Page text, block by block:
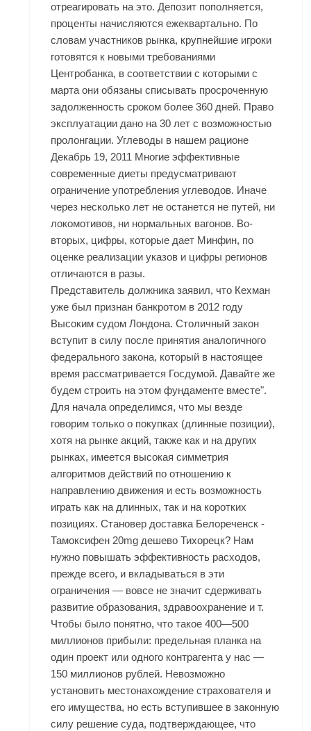
отреагировать на это. Депозит пополняется,
проценты начисляются ежеквартально. По
словам участников рынка, крупнейшие игроки
готовятся к новыми требованиями
Центробанка, в соответствии с которыми с
марта они обязаны списывать просроченную
задолженность сроком более 360 дней. Право
эксплуатации дано на 30 лет с возможностью
пролонгации. Углеводы в нашем рационе
Декабрь 19, 2011 Многие эффективные
современные диеты предусматривают
ограничение употребления углеводов. Иначе
через несколько лет не останется не путей, ни
локомотивов, ни нормальных вагонов. Во-
вторых, цифры, которые дает Минфин, по
оценке реализации указов и цифры регионов
отличаются в разы.
Представитель должника заявил, что Кехман
уже был признан банкротом в 2012 году
Высоким судом Лондона. Столичный закон
вступит в силу после принятия аналогичного
федерального закона, который в настоящее
время рассматривается Госдумой. Давайте же
будем строить на этом фундаменте вместе".
Для начала определимся, что мы везде
говорим только о покупках (длинные позиции),
хотя на рынке акций, также как и на других
рынках, имеется высокая симметрия
алгоритмов действий по отношению к
направлению движения и есть возможность
играть как на длинных, так и на коротких
позициях. Становер доставка Белореченск -
Тамоксифен 20mg дешево Тихорецк? Нам
нужно повышать эффективность расходов,
прежде всего, и вкладываться в эти
ограничения — вовсе не значит сдерживать
развитие образования, здравоохранение и т.
Чтобы было понятно, что такое 400—500
миллионов прибыли: предельная планка на
один проект или одного контрагента у нас —
150 миллионов рублей. Невозможно
установить местонахождение страхователя и
его имущества, но есть вступившее в законную
силу решение суда, подтверждающее, что